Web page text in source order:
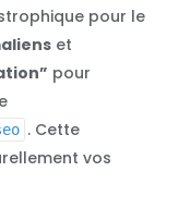
pour le
et
pour
. Cette
vos